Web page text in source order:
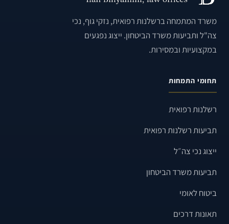
משרד המתמחה ברשלנות רפואית, נזקי גוף, נכי
צה"ל ותביעות משרד הביטחון. ייצוג נפגעים
במקצועיות ובמסירות.
תחומי התמחות
רשלנות רפואית
תביעות רשלנות רפואית
ייצוג נכי צה״ל
תביעות משרד הביטחון
ביטוח לאומי
תאונות דרכים